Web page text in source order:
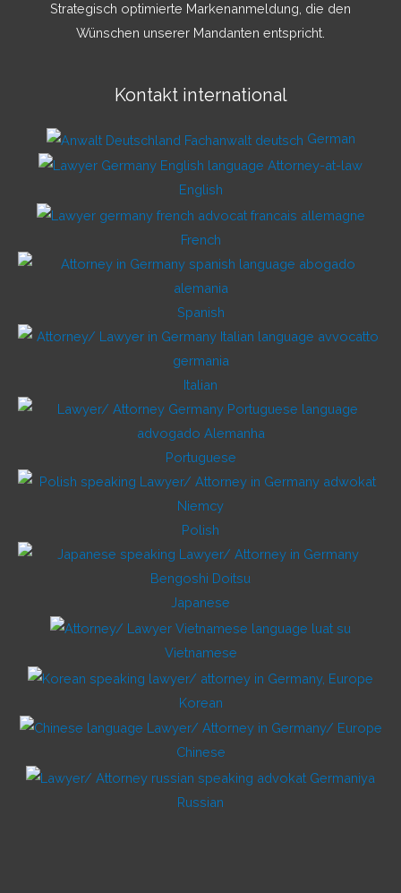
Strategisch optimierte Markenanmeldung, die den
Wünschen unserer Mandanten entspricht.
Kontakt international
German
English
French
Spanish
Italian
Portuguese
Polish
Japanese
Vietnamese
Korean
Chinese
Russian